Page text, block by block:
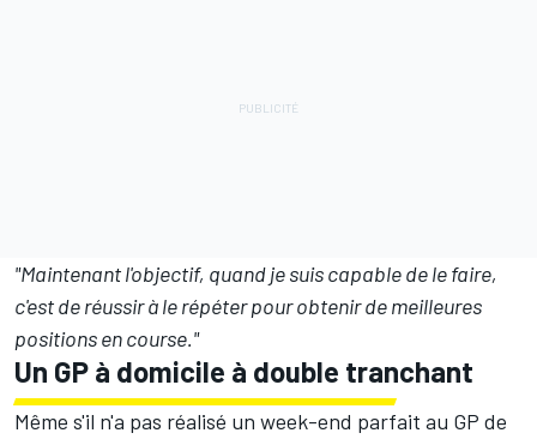
"Maintenant l'objectif, quand je suis capable de le faire,
c'est de réussir à le répéter pour obtenir de meilleures
positions en course."
Un GP à domicile à double tranchant
Même s'il n'a pas réalisé un week-end parfait au GP de